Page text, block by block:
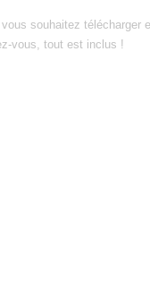
souhaitez télécharger
vous, tout est inclus !